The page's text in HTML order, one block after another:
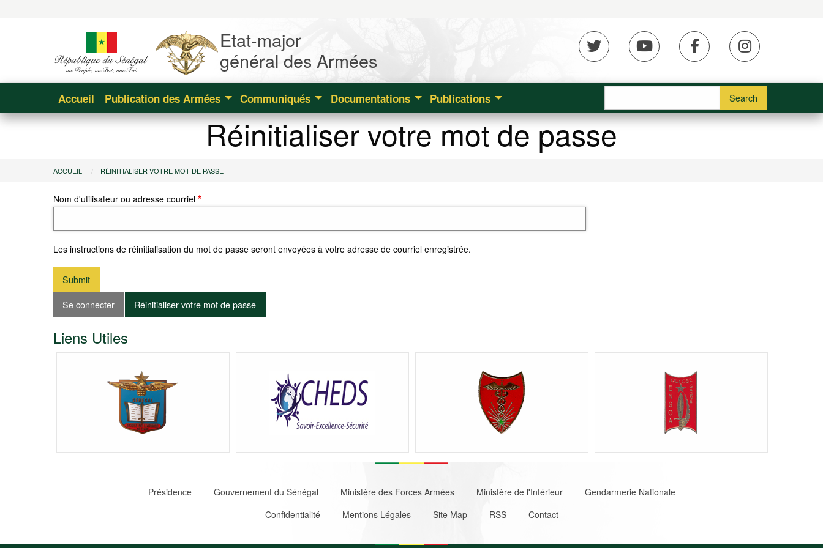
Etat-major
général des Armées
réseaux
sociaux
Navigation
principale
Accueil Publication des Armées Communiqués Documentations Publications
Réinitialiser votre mot de passe
Vous
êtes
ici
ACCUEIL RÉINITIALISER VOTRE MOT DE PASSE
Nom d'utilisateur ou adresse courriel
Les instructions de réinitialisation du mot de passe seront envoyées à votre adresse de courriel enregistrée.
Onglets
principaux
Se connecter Réinitialiser votre mot de passe
Liens Utiles
Présidence Gouvernement du Sénégal Ministère des Forces Armées Ministère de l'Intérieur Gendarmerie Nationale
Confidentialité Mentions Légales Site Map RSS Contact